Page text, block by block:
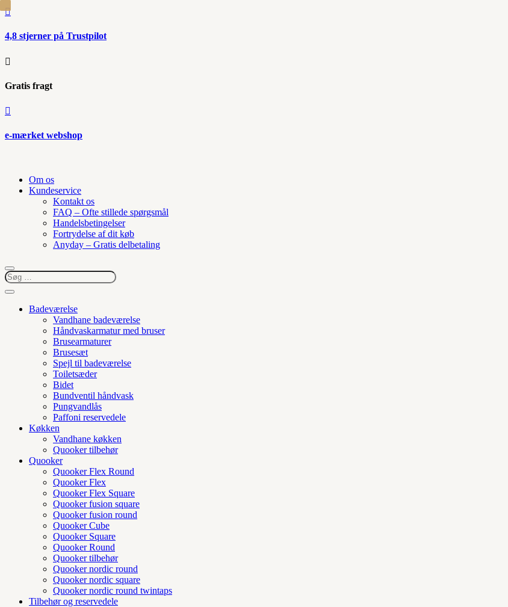

4,8 stjerner på Trustpilot

Gratis fragt

e-mærket webshop
Om os
Kundeservice
Kontakt os
FAQ – Ofte stillede spørgsmål
Handelsbetingelser
Fortrydelse af dit køb
Anyday – Gratis delbetaling
Badeværelse
Vandhane badeværelse
Håndvaskarmatur med bruser
Brusearmaturer
Brusesæt
Spejl til badeværelse
Toiletsæder
Bidet
Bundventil håndvask
Pungvandlås
Paffoni reservedele
Køkken
Vandhane køkken
Quooker tilbehør
Quooker
Quooker Flex Round
Quooker Flex
Quooker Flex Square
Quooker fusion square
Quooker fusion round
Quooker Cube
Quooker Square
Quooker Round
Quooker tilbehør
Quooker nordic round
Quooker nordic square
Quooker nordic round twintaps
Tilbehør og reservedele